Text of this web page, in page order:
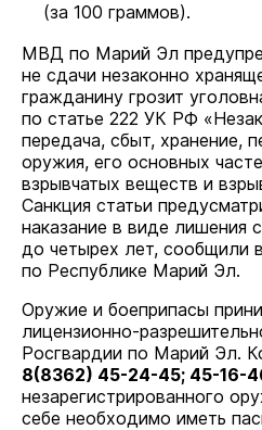
(за 100 граммов).
МВД по Марий Эл
не сдачи незаконно
гражданину грозит
по статье 222 УК РФ
передача, сбыт, хранение,
оружия, его основных
взрывчатых веществ и
Санкция статьи
наказание в виде лишения
до четырех лет,
по Республике Марий Эл.
Оружие и боеприпасы
лицензионно-
Росгвардии по Марий Эл.
8(8362) 45-24-45; 45-16-
незарегистрированного
себе необходимо иметь